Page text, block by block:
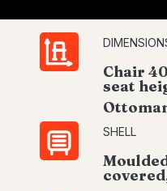
Chair
seat
SHELL